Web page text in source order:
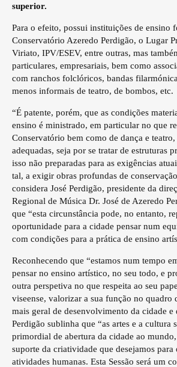
superior.
Para o efeito, possui instituições de ensino
Conservatório Azeredo Perdigão, o Lugar
Viriato, IPV/ESEV, entre outras, mas
particulares, empresariais, bem como
com ranchos folclóricos, bandas
menos informais de teatro, de bombos, etc.
“É patente, porém, que as condições
ensino é ministrado, em particular no que
Conservatório bem como de dança e teatro,
adequadas, seja por se tratar de estruturas
isso não preparadas para as exigências
tal, a exigir obras profundas de
considera José Perdigão, presidente da
Regional de Música Dr. José de Azeredo
que “esta circunstância pode, no entanto,
oportunidade para a cidade pensar num
com condições para a prática de ensino
Reconhecendo que “estamos num tempo
pensar no ensino artístico, no seu todo, e
outra perspetiva no que respeita ao seu
viseense, valorizar a sua função no quadro
mais geral de desenvolvimento da cidade e
Perdigão sublinha que “as artes e a cultura
primordial de abertura da cidade ao
suporte da criatividade que desejamos
atividades humanas. Esta Sessão será um